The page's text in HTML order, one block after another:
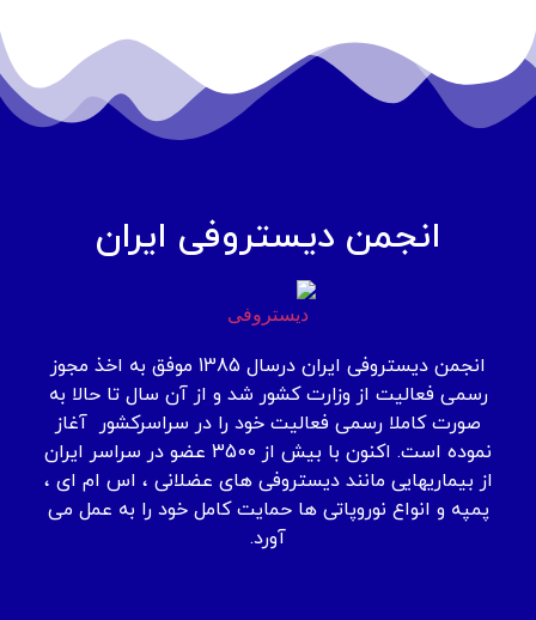
انجمن دیستروفی ایران
انجمن دیستروفی ایران درسال 1385 موفق به اخذ مجوز
رسمی فعالیت از وزارت کشور شد و از آن سال تا حالا به
صورت کاملا رسمی فعالیت خود را در سراسرکشور آغاز
نموده است. اکنون با بیش از 3500 عضو در سراسر ایران
از بیماریهایی مانند دیستروفی های عضلانی ، اس ام ای ،
پمپه و انواع نوروپاتی ها حمایت کامل خود را به عمل می
آورد.